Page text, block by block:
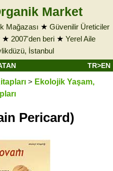
Market
Mağazası ★ Güvenilir Üreticiler
★ 2007'den beri★ Yerel Aile
İstanbul
TR>EN
> Ekolojik Yaşam,
Pericard)